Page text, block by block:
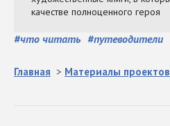
#что читать #путеводители
Главная > Материалы проектов